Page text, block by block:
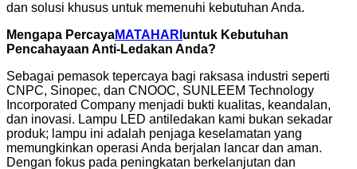
dan solusi khusus untuk memenuhi kebutuhan Anda.
Mengapa PercayaMATAHARI untuk Kebutuhan
Pencahayaan Anti-Ledakan Anda?
Sebagai pemasok tepercaya bagi raksasa industri seperti
CNPC, Sinopec, dan CNOOC, SUNLEEM Technology
Incorporated Company menjadi bukti kualitas, keandalan,
dan inovasi. Lampu LED antiledakan kami bukan sekadar
produk; lampu ini adalah penjaga keselamatan yang
memungkinkan operasi Anda berjalan lancar dan aman.
Dengan fokus pada peningkatan berkelanjutan dan